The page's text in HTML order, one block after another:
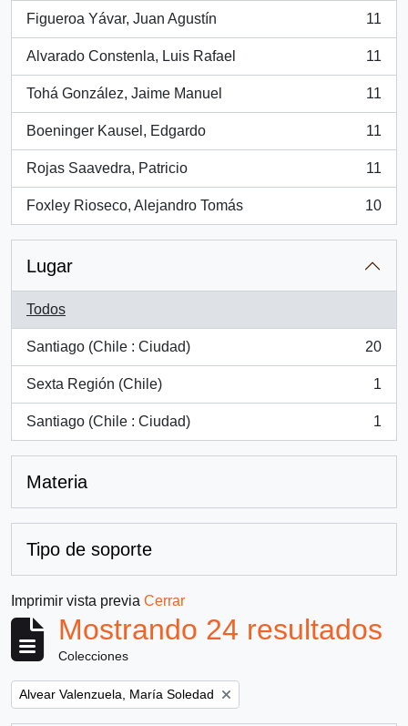
Figueroa Yávar, Juan Agustín
, 11 resultados
11
Alvarado Constenla, Luis Rafael
, 11 resultados
11
Tohá González, Jaime Manuel
, 11 resultados
11
Boeninger Kausel, Edgardo
, 11 resultados
11
Rojas Saavedra, Patricio
, 11 resultados
11
Foxley Rioseco, Alejandro Tomás
, 10 resultados
10
Lugar
Todos
Santiago (Chile : Ciudad)
, 20 resultados
20
Sexta Región (Chile)
, 1 resultados
1
Santiago (Chile : Ciudad)
, 1 resultados
1
Materia
Tipo de soporte
Imprimir vista previa Cerrar
Mostrando 24 resultados
Colecciones
Remove filter:
Alvear Valenzuela, María Soledad